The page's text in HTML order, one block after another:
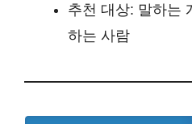
추천 대상: 말하는
하는 사람